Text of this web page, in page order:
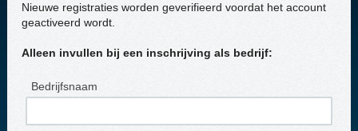
Nieuwe registraties worden geverifieerd voordat het account
geactiveerd wordt.
Alleen invullen bij een inschrijving als bedrijf:
Bedrijfsnaam